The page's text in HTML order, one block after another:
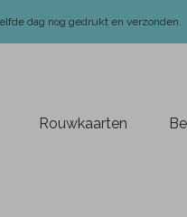
dag nog gedrukt en verzonden.
Rouwkaarten